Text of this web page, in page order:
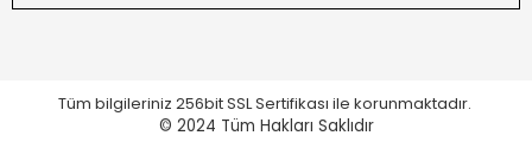
Tüm bilgileriniz 256bit SSL Sertifikası ile korunmaktadır.
© 2024 Tüm Hakları Saklıdır